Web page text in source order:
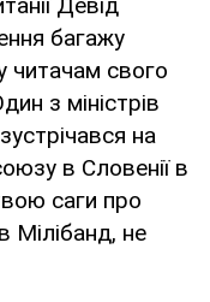
багажу
читачам свого
з міністрів
на
в Словенії в
саги про
Мілібанд, не